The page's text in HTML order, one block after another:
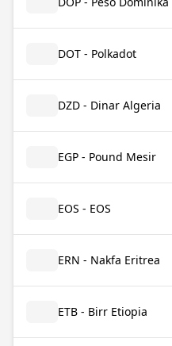
DOT - Polkadot
DZD - Dinar Algeria
EGP - Pound Mesir
EOS - EOS
ERN - Nakfa Eritrea
ETB - Birr Etiopia